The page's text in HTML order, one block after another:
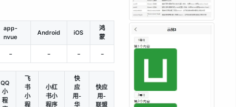
app-
nvue
Android iOS
鸿
蒙
- - - -
QQ
小
程
飞
书
小
程
小红
书小
程序
快
应
用-
华
快应
用-
联盟